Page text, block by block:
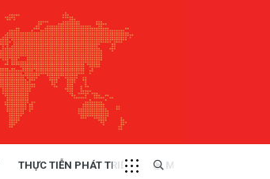
THỰC TIỄN PHÁT TRIỂN MULTIMEDIA